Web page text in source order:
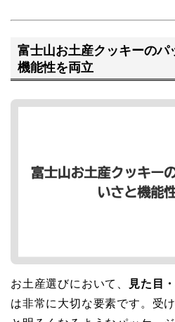
富士山お土産クッキーのパ
機能性を両立
お土産選びにおいて、
見た目
は非常に大切な要素です。受